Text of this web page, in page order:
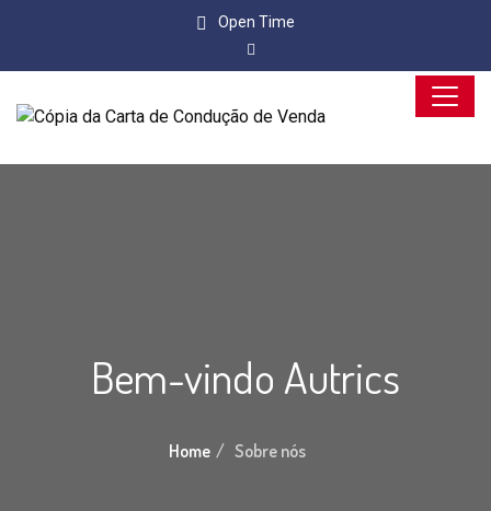
Open Time
Bem-vindo Autrics
Home Sobre nós